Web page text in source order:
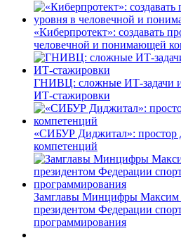
«Киберпротект»: создавать
человечной и понимающей
ГНИВЦ: сложные ИТ‑задачи
ИТ‑стажировки
«СИБУР Диджитал»: простор
компетенций
Замглавы Минцифры Максим
президентом Федерации
программирования